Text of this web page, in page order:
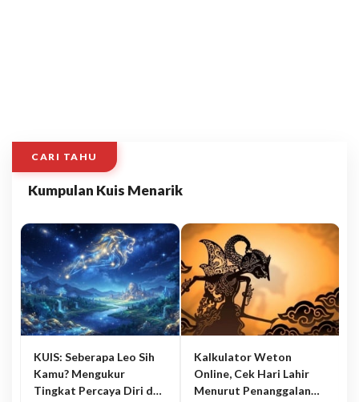
CARI TAHU
Kumpulan Kuis Menarik
KUIS: Seberapa Leo Sih
Kamu? Mengukur
Tingkat Percaya Diri dan
Kalkulator Weton
Online, Cek Hari Lahir
Menurut Penanggalan